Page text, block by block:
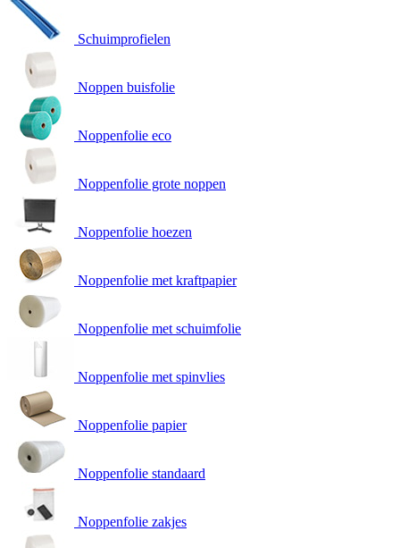
Schuimprofielen
Noppen buisfolie
Noppenfolie eco
Noppenfolie grote noppen
Noppenfolie hoezen
Noppenfolie met kraftpapier
Noppenfolie met schuimfolie
Noppenfolie met spinvlies
Noppenfolie papier
Noppenfolie standaard
Noppenfolie zakjes